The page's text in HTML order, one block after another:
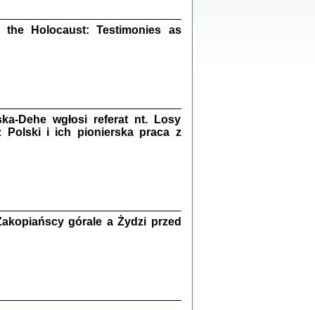
NAM KOLEJNA GODZINA ...
w ukryciu w latach 1943-1944
Engelking, tłum. z jidysz Monika
the Holocaust: Testimonies as
Dehe wgłosi referat nt. Losy
Polski i ich pionierska praca z
górale a Żydzi przed